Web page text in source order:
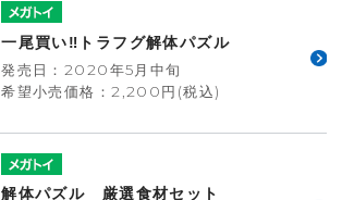
一尾買い‼トラフグ解体パズル
発売日：2020年5月中旬
希望小売価格：2,200円(税込)
解体パズル 厳選食材セット